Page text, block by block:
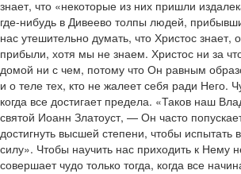
знает, что «некоторые из них пришли
где-нибудь в Дивеево толпы людей,
нас утешительно думать, что Христос знает,
прибыли, хотя мы не знаем. Христос ни за
домой ни с чем, потому что Он равным
и о теле тех, кто не жалеет себя ради Него.
когда все достигает предела. «Таков наш
святой Иоанн Златоуст, — Он часто
достигнуть высшей степени, чтобы испытать
силу». Чтобы научить нас приходить к Нему
совершает чудо только тогда, когда все